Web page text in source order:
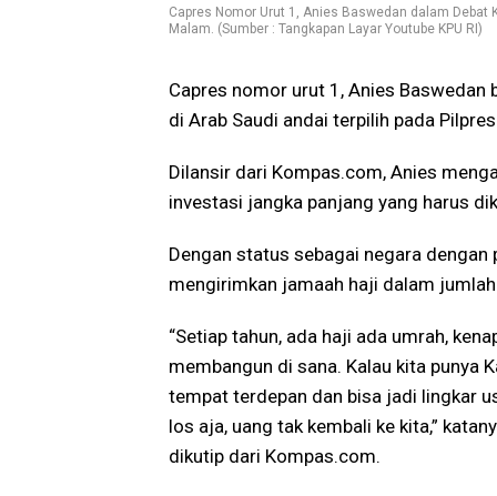
Capres Nomor Urut 1, Anies Baswedan dalam
Malam. (Sumber : Tangkapan Layar Youtube KPU RI)
Capres nomor urut 1, Anies
di Arab Saudi andai terpilih pada
Dilansir dari Kompas.com, Anies
investasi jangka panjang yang harus
Dengan status sebagai negara
mengirimkan jamaah haji dalam
“Setiap tahun, ada haji ada umrah,
membangun di sana. Kalau kita punya
tempat terdepan dan bisa jadi lingkar
los aja, uang tak kembali ke kita,”
dikutip dari Kompas.com.